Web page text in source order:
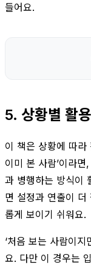
들어요.
5. 상황별 활
이 책은 상황에 따라
이미 본 사람’이라
과 병행하는 방식이
면 설정과 연출이
롭게 보이기 쉬워요.
‘처음 보는 사람이
요. 다만 이 경우는